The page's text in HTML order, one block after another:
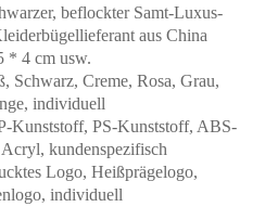
beflockter Samt-Luxus-
aus China
* 4 cm usw.
Schwarz, Creme, Rosa, Grau,
individuell
Kunststoff, PS-Kunststoff, ABS-
kundenspezifisch
Logo, Heißprägelogo,
individuell